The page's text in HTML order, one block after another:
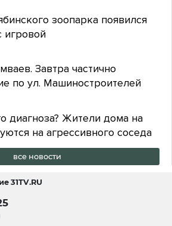
зоопарка появился
игровой
Завтра частично
по ул. Машиностроителей
диагноза? Жители дома на
на агрессивного соседа
все новости
31TV.RU